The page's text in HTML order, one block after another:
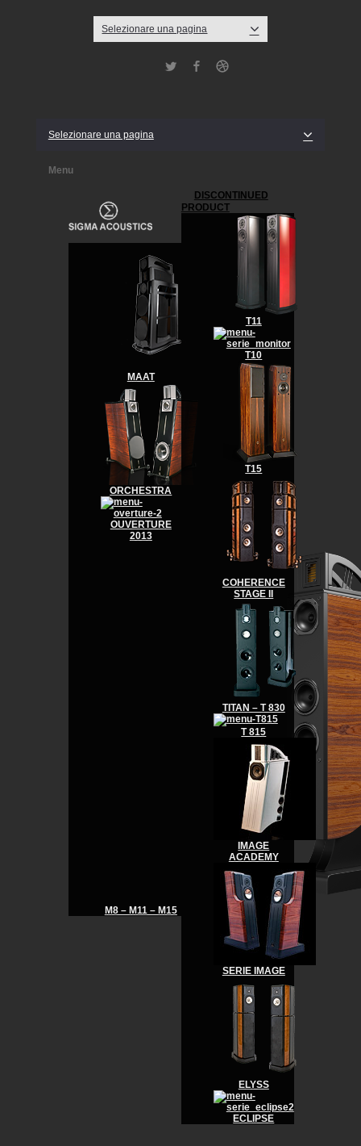
Selezionare una pagina
Twitter Facebook
Selezionare una pagina
Menu
MAAT
ORCHESTRA
OUVERTURE
2013
M8 – M11 – M15
DISCONTINUED
PRODUCT
T11
T10
T15
COHERENCE
STAGE II
TITAN – T 830
T 815
IMAGE
ACADEMY
SERIE IMAGE
ELYSS
ECLIPSE